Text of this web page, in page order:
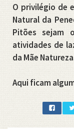
O privilégio de
Natural da
Pitões sejam
atividades de
da Mãe
Aqui ficam